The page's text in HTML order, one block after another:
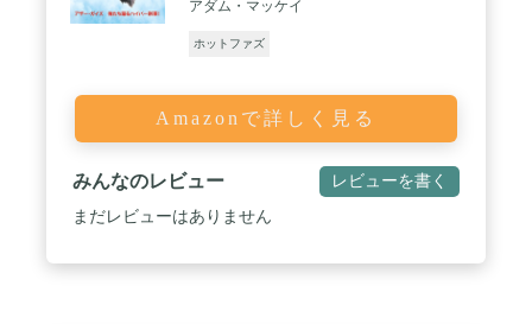
アダム・マッケイ
ホットファズ
Amazonで詳しく見る
みんなのレビュー レビューを書く
まだレビューはありません